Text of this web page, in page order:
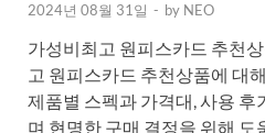
2024년 08월 31일 - by NEO
가성비최고 원피스카드 추천
고 원피스카드 추천상품에 대
제품별 스펙과 가격대, 사용 후
며 현명한 구매 결정을 위해